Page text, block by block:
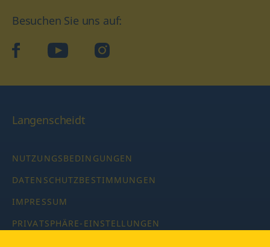
Besuchen Sie uns auf:
facebookYouTube Instagram
Langenscheidt
NUTZUNGSBEDINGUNGEN
DATENSCHUTZBESTIMMUNGEN
IMPRESSUM
PRIVATSPHÄRE-EINSTELLUNGEN